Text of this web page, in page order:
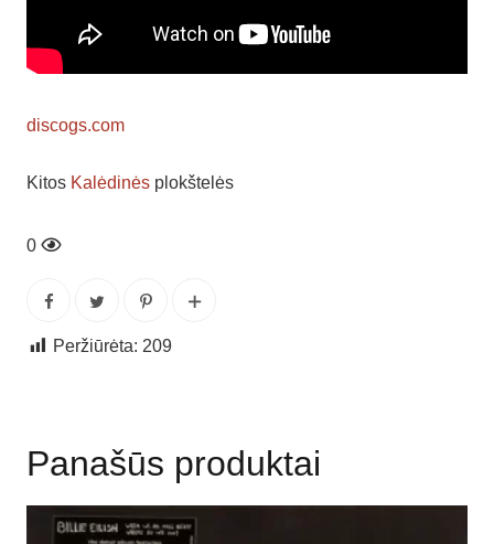
discogs.com
Kitos Kalėdinės plokštelės
1
Peržiūrėta: 209
Panašūs produktai